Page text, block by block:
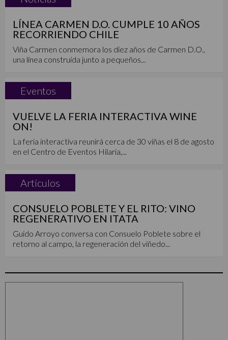
LÍNEA CARMEN D.O. CUMPLE 10 AÑOS
RECORRIENDO CHILE
Viña Carmen conmemora los diez años de Carmen D.O.,
una línea construida junto a pequeños...
Eventos
VUELVE LA FERIA INTERACTIVA WINE
ON!
La feria interactiva reunirá cerca de 30 viñas el 8 de agosto
en el Centro de Eventos Hilaria,...
Artículos
CONSUELO POBLETE Y EL RITO: VINO
REGENERATIVO EN ITATA
Guido Arroyo conversa con Consuelo Poblete sobre el
retorno al campo, la regeneración del viñedo...